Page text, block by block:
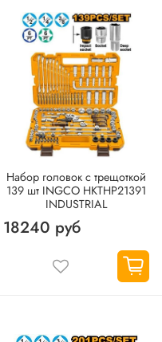
Набор головок с трещоткой
139 шт INGCO HKTHP21391
INDUSTRIAL
18240 руб